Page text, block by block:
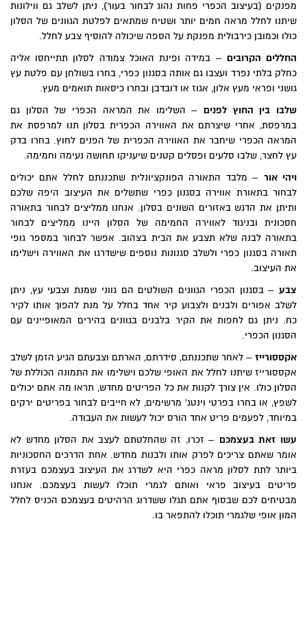
(בעיצוב הכפרי פחות נהוג לבחור בעור), ניתן לשלב גם ווילונות
לחלל מראה חמים יותר ושטיח שמתאים לפלטת הגוונים של הסלון
וכמובן כירבולית מפנקת על הספה שיכולה להוסיף צבע לחלל.
הקרובים– במידה ופינת האוכל צמודה לסלון תתייחסו אליה
בלתי נפרד ועצבו גם אותה בסגנון כפרי, בחרו בשולחן עם פלטת עץ
ופראי מעץ אלון, אגוז או דובדבן ובחרו כיסאות תואמים מעץ.
בין החוץ לפנים– השלימו את המראה הכפרי של הסלון גם
אחרי שיצרתם את האווירה הכפרית בסלון תנו למרפסת את
הכפרי שיחבר את האווירה הכפרית של הפנים לחוץ. בחרו בדק
לחצר, שלבו סלעים ופסלים קטנים שיעניקו תחושה נעימה וחמימה.
אור– מלבד התאורה הפונקציונלית שתכננתם לחלל אתם יכולים
בתאורת אווירה בסגנון כפרי שתשלים את העיצוב היפה שלכם
את הדגש באזורים השונים בסלון. אנחנו ממליצים לבחור בתאורה
ובניגוד לאווירה החמימה של הסלון היינו ממליצים לבחור
לבנה שלא תצבע את הבית בצהוב. אפשר לבחור במספר גופי
בסגנון כפרי ולשלב סגנונות נוספים שישדרגו את האווירה וישלימו
העיצוב.
– בסגנון הכפרי הגוונים השולטים הם גווני שמנת וצבעי עץ, ניתן
אפורים ולבנים ולצבוע קיר אחד בחלל על מנת להפוך אותו לקיר
ניתן גם לחפות את הקיר בלבנים בגוונים בהירים המאופיינים עם
הכפרי.
– לאחר שתכננתם, סידרתם, הארתם וצבעתם הגיע הזמן לשלב
שיתנו לחלל את האופי שלכם וישלימו את התמונה הכוללת של
כולו. אין צורך לקנות את כל הפריטים מחדש, תראו מה אתם יכולים
או בחרו בפרטי וינטג' מרשימים, לא חייבים לבחור בפריטים ירקים
לפעמים פריט אחד הורס יכול לעשות את העבודה.
זאת בעצמכם– זכרו, זה שהחלטתם לעצב את הסלון מחדש לא
שאתם צריכים לפרק אותו ולבנות מחדש. אחת הדרכים החסכוניות
לתת לסלון מראה כפרי היא לשדרג את העיצוב בעצמכם בעזרת
בעיצוב פראי ואותם לגמרי תוכלו לעשות בעצמכם. אנחנו
לכם שבסוף אתם תגלו ששדרוג הרהיטים בעצמכם הכניס לחלל
אופי שלגמרי תוכלו להתפאר בו.